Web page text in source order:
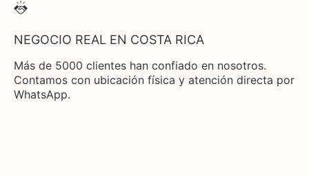
NEGOCIO REAL EN COSTA RICA
Más de 5000 clientes han confiado en nosotros.
Contamos con ubicación física y atención directa por
WhatsApp.